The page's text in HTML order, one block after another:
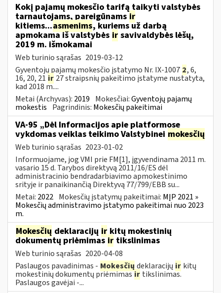
Kokį pajamų mokesčio tarifą taikyti valstybės
tarnautojams, pareigūnams ir
kitiems...asmenims, kuriems už darbą
apmokama iš valstybės ir savivaldybės lėšų,
2019 m. išmokamai
Web turinio sąrašas 2019-03-12
Gyventojų pajamų mokesčio įstatymo Nr. IX-1007 2, 6,
16, 20, 21 ir 27 straipsnių pakeitimo įstatyme nustatyta,
kad 2018 m....
Metai (Archyvas): 2019 Mokesčiai:Gyventojų pajamų
mokestis Pagrindinis: Mokesčių pakeitimai
VA-95 „Dėl Informacijos apie platformose
vykdomas veiklas teikimo Valstybinei mokesčių
Web turinio sąrašas 2023-01-02
Informuojame, jog VMI prie FM[1], įgyvendinama 2011 m.
vasario 15 d. Tarybos direktyvą 2011/16/ES dėl
administracinio bendradarbiavimo apmokestinimo
srityje ir panaikinančią Direktyvą 77/799/EBB su...
Metai: 2022 Mokesčių įstatymų pakeitimai: MĮP 2021 »
Mokesčių administravimo įstatymo pakeitimai nuo 2023
m.
Mokesčių deklaracijų ir kitų mokestinių
dokumentų priėmimasir tikslinimas
Web turinio sąrašas 2020-04-08
Paslaugos pavadinimas - Mokesčių deklaracijų ir kitų
mokestinių dokumentų priėmimasir tikslinimas.
Paslaugos gavėjai -...